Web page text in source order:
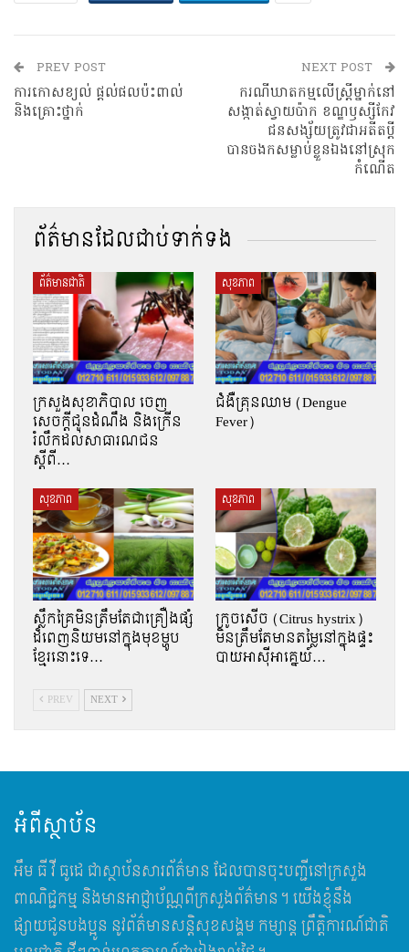
PREV POST
ការកោសខ្យល់ ផ្តល់ផលប៉ះពាល់
និងគ្រោះថ្នាក់
NEXT POST
ករណីឃាតកម្មលើស្ត្រីម្នាក់នៅ
សង្កាត់ស្វាយប៉ាក ខណ្ឌឫស្សីកែវ
ជនសង្ស័យត្រូវជាអតីតប្តី
បានចងកសម្លាប់ខ្លួនឯងនៅស្រុក
កំណើត
ព័ត៌មានដែលជាប់ទាក់ទង
ព័ត៌មានជាតិ
ក្រសួងសុខាភិបាល ចេញ
សេចក្តីជូនដំណឹង និងក្រើន
រំលឹកដល់សាធារណជន
ស្ដីពី…
សុខភាព
ជំងឺគ្រុនឈាម (Dengue
Fever)
សុខភាព
ស្លឹកគ្រៃមិនត្រឹមតែជាគ្រឿងផ្សំ
ដ៏ពេញនិយមនៅក្នុងមុខម្ហូប
ខ្មែរនោះទេ…
សុខភាព
ក្រូចសើច (Citrus hystrix)
មិនត្រឹមតែមានតម្លៃនៅក្នុងផ្ទះ
បាយអាស៊ីអាគ្នេយ៍…
PREV NEXT
អំពីស្ថាប័ន
អឹម​ ធី វី ធូដេ ជាស្ថាប័នសារព័ត៌មាន ដែលបានចុះបញ្ជីនៅក្រសួង
ពាណិជ្ជកម្ម និងមានអាជ្ញាប័ណ្ណពីក្រសួងព័ត៌មាន។ យើងខ្ញុំនឹង
ផ្សាយជូនបងប្អូន នូវព័ត៌មានសន្តិសុខសង្គម កម្សាន្ត ព្រឹត្តិការណ៍ជាតិ